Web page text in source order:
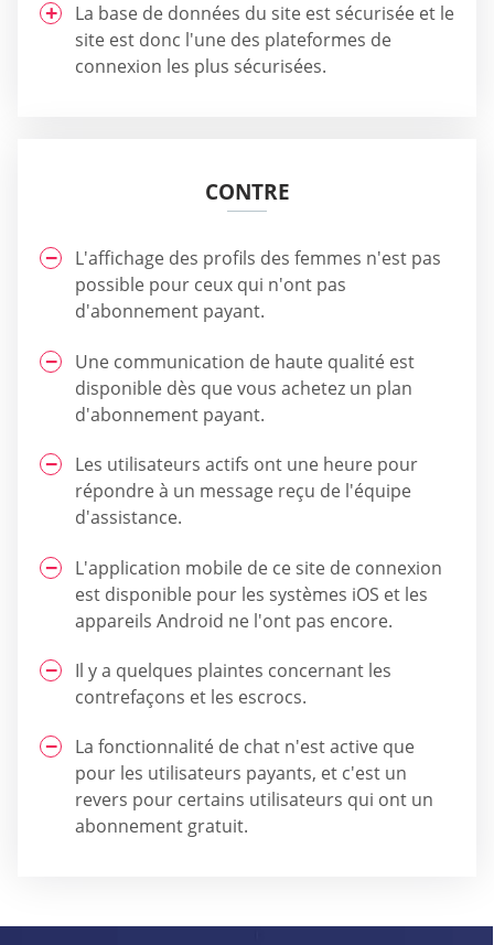
La base de données du site est sécurisée et le
site est donc l'une des plateformes de
connexion les plus sécurisées.
CONTRE
L'affichage des profils des femmes n'est pas
possible pour ceux qui n'ont pas
d'abonnement payant.
Une communication de haute qualité est
disponible dès que vous achetez un plan
d'abonnement payant.
Les utilisateurs actifs ont une heure pour
répondre à un message reçu de l'équipe
d'assistance.
L'application mobile de ce site de connexion
est disponible pour les systèmes iOS et les
appareils Android ne l'ont pas encore.
Il y a quelques plaintes concernant les
contrefaçons et les escrocs.
La fonctionnalité de chat n'est active que
pour les utilisateurs payants, et c'est un
revers pour certains utilisateurs qui ont un
abonnement gratuit.